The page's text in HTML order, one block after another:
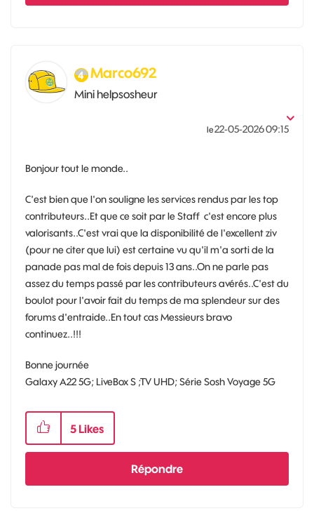
Marco692
Mini helpsosheur
le‎22-05-202609:15
Bonjour tout le monde..
C'est bien que l'on souligne les services rendus par les top
contributeurs..Et que ce soit par le Staff c'est encore plus
valorisants..C'est vrai que la disponibilité de l'excellent ziv
(pour ne citer que lui) est certaine vu qu'il m'a sorti de la
panade pas mal de fois depuis 13 ans..On ne parle pas
assez du temps passé par les contributeurs avérés..C'est du
boulot pour l'avoir fait du temps de ma splendeur sur des
forums d'entraide..En tout cas Messieurs bravo
continuez..!!!
Bonne journée
Galaxy A22 5G; LiveBox S ;TV UHD; Série Sosh Voyage 5G
5 Likes
Répondre